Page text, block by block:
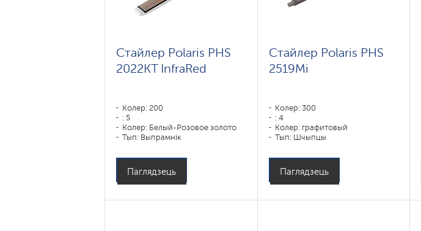
Стайлер Polaris PHS
2022KT InfraRed
Колер: 200
: 5
Колер: Белый-Розовое золото
Тып: Выпрамнік
DUO CERAMIC
Магутнасць, Вт: 50
Паглядзець
Стайлер Polaris PHS
2519Mi
Колер: 300
: 4
Колер: графитовый
Тып: Шчыпцы
Паглядзець